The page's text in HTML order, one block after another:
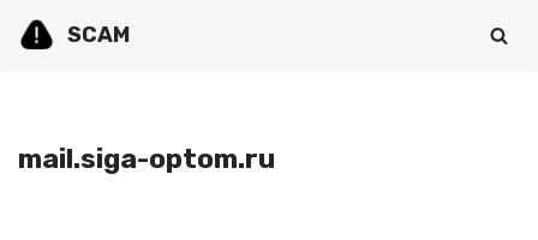
SCAM
mail.siga-optom.ru